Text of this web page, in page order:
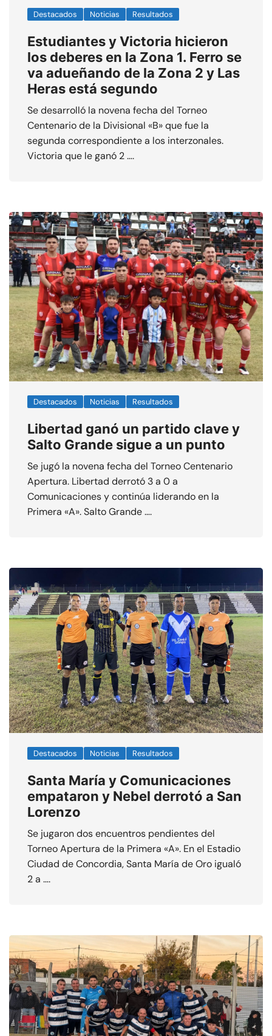
Destacados Noticias Resultados
Estudiantes y Victoria hicieron
los deberes en la Zona 1. Ferro se
va adueñando de la Zona 2 y Las
Heras está segundo
Se desarrolló la novena fecha del Torneo
Centenario de la Divisional «B» que fue la
segunda correspondiente a los interzonales.
Victoria que le ganó 2 ….
Destacados Noticias Resultados
Libertad ganó un partido clave y
Salto Grande sigue a un punto
Se jugó la novena fecha del Torneo Centenario
Apertura. Libertad derrotó 3 a 0 a
Comunicaciones y continúa liderando en la
Primera «A». Salto Grande ….
Destacados Noticias Resultados
Santa María y Comunicaciones
empataron y Nebel derrotó a San
Lorenzo
Se jugaron dos encuentros pendientes del
Torneo Apertura de la Primera «A». En el Estadio
Ciudad de Concordia, Santa María de Oro igualó
2 a ….